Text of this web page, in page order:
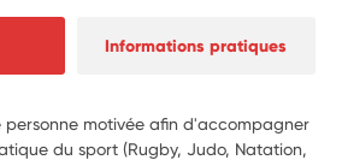
Informations pratiques
personne motivée afin d'accompagner
du sport (Rugby, Judo, Natation,